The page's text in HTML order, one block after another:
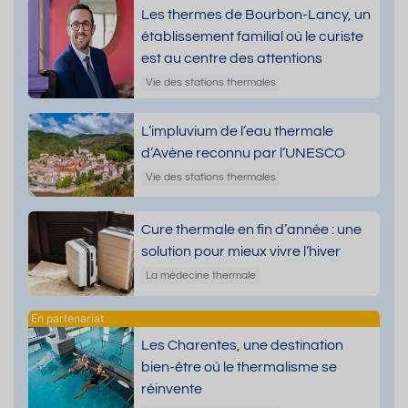
Les thermes de Bourbon-Lancy, un
établissement familial où le curiste
est au centre des attentions
Vie des stations thermales
L’impluvium de l’eau thermale
d’Avène reconnu par l’UNESCO
Vie des stations thermales
Cure thermale en fin d’année : une
solution pour mieux vivre l’hiver
La médecine thermale
Les Charentes, une destination
bien-être où le thermalisme se
réinvente